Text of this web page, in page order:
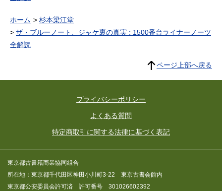
ホーム
杉本梁江堂
ザ・ブルーノート、ジャケ裏の真実 : 1500番台ライナーノーツ
全解読
ページ上部へ戻る
プライバシーポリシー
よくある質問
特定商取引に関する法律に基づく表記
東京都古書籍商業協同組合
所在地：東京都千代田区神田小川町3-22 東京古書会館内
東京都公安委員会許可済 許可番号 301026602392